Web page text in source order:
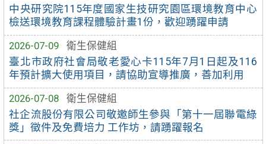
中央研究院115年度國家生技研究園區環境教育中心
檢送環境教育課程體驗計畫1份，歡迎踴躍申請
2026-07-09
衛生保健組
臺北市政府社會局敬老愛心卡115年7月1日起及116
年預計擴大使用項目，請協助宣導推廣，善加利用
2026-07-08
衛生保健組
社企流股份有限公司敬邀師生參與「第十一屆聯電綠
獎」徵件及免費培力 工作坊，請踴躍報名